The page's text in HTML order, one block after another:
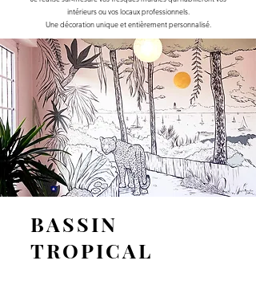
intérieurs ou vos locaux professionnels.
Une décoration unique et entièrement personnalisé.
BASSIN
TROPICAL